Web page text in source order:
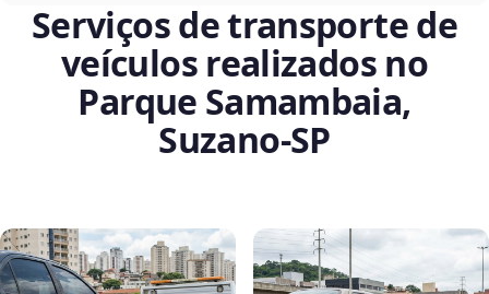
Serviços de transporte de
veículos realizados no
Parque Samambaia,
Suzano‑SP